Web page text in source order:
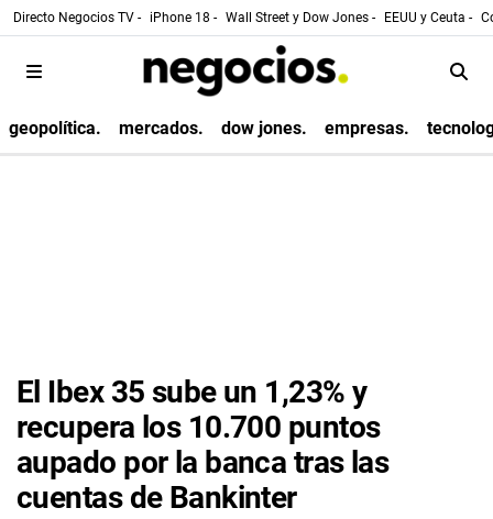
Directo Negocios TV - iPhone 18 - Wall Street y Dow Jones - EEUU y Ceuta -
geopolítica. mercados. dow jones. empresas.
El Ibex 35 sube un 1,23% y
recupera los 10.700 puntos
aupado por la banca tras las
cuentas de Bankinter